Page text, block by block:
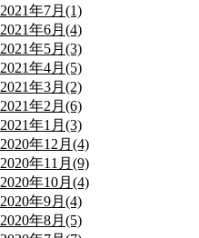
2021年7月(1)
2021年6月(4)
2021年5月(3)
2021年4月(5)
2021年3月(2)
2021年2月(6)
2021年1月(3)
2020年12月(4)
2020年11月(9)
2020年10月(4)
2020年9月(4)
2020年8月(5)